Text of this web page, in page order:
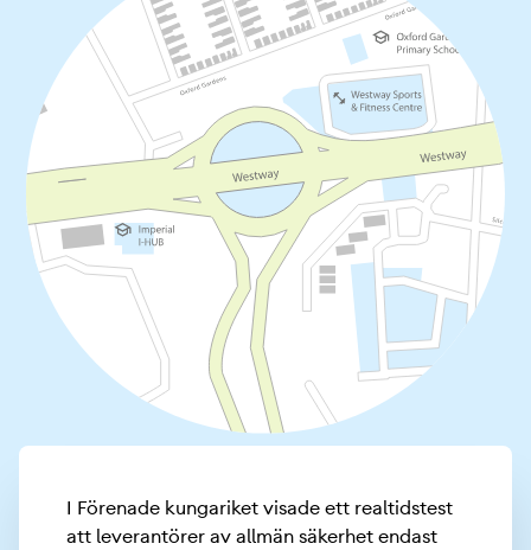
I Förenade kungariket visade ett realtidstest
att leverantörer av allmän säkerhet endast